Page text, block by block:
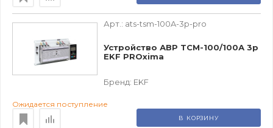
Арт.: ats-tsm-100A-3p-pro
Устройство АВР ТСM-100/100А 3р
EKF PROxima
Бренд: EKF
Ожидается поступление
В КОРЗИНУ